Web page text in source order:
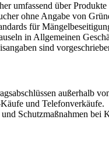
umfassend über
ohne Angabe von
für
in Allgemeinen
sind
außerhalb
und Telefonverkäufe.
Schutzmaßnahmen bei